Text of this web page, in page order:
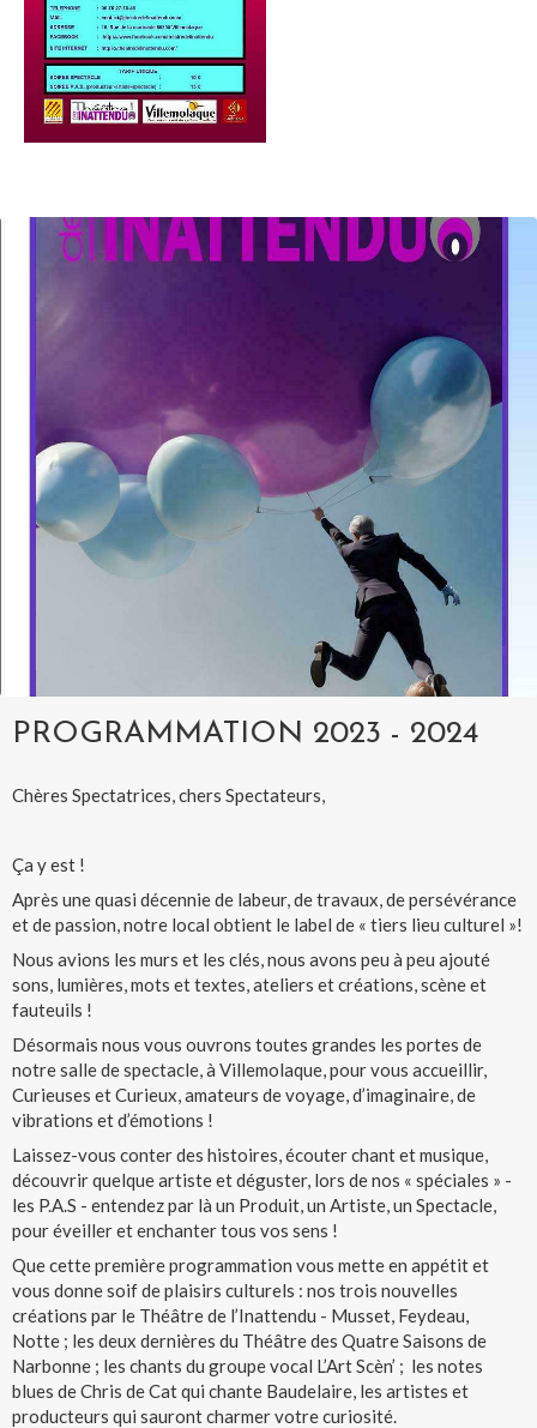
PROGRAMMATION 2023 - 2024
Chères Spectatrices, chers Spectateurs,
Ça y est !
Après une quasi décennie de labeur, de travaux, de persévérance
et de passion, notre local obtient le label de « tiers lieu culturel »!
Nous avions les murs et les clés, nous avons peu à peu ajouté
sons, lumières, mots et textes, ateliers et créations, scène et
fauteuils !
Désormais nous vous ouvrons toutes grandes les portes de
notre salle de spectacle, à Villemolaque, pour vous accueillir,
Curieuses et Curieux, amateurs de voyage, d’imaginaire, de
vibrations et d’émotions !
Laissez-vous conter des histoires, écouter chant et musique,
découvrir quelque artiste et déguster, lors de nos « spéciales » -
les P.A.S - entendez par là un Produit, un Artiste, un Spectacle,
pour éveiller et enchanter tous vos sens !
Que cette première programmation vous mette en appétit et
vous donne soif de plaisirs culturels : nos trois nouvelles
créations par le Théâtre de l’Inattendu - Musset, Feydeau,
Notte ; les deux dernières du Théâtre des Quatre Saisons de
Narbonne ; les chants du groupe vocal L’Art Scèn’ ; les notes
blues de Chris de Cat qui chante Baudelaire, les artistes et
producteurs qui sauront charmer votre curiosité.